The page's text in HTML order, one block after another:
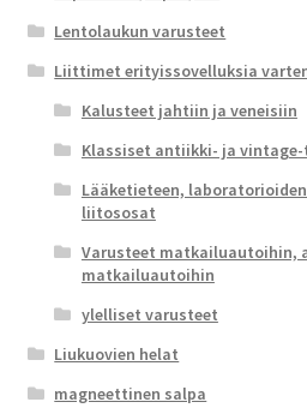
Lentolaukun varusteet
Liittimet erityissovelluksia
Kalusteet jahtiin ja veneisiin
Klassiset antiikki- ja
Lääketieteen,
liitososat
Varusteet matkailuautoihin,
matkailuautoihin
ylelliset varusteet
Liukuovien helat
magneettinen salpa